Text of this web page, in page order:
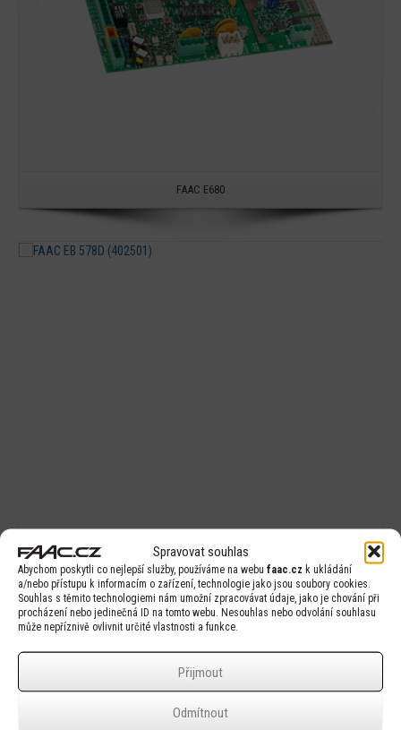
Spravovat souhlas
Abychom poskytli co nejlepší služby, používáme na webu faac.cz k ukládání
a/nebo přístupu k informacím o zařízení, technologie jako jsou soubory cookies.
Souhlas s těmito technologiemi nám umožní zpracovávat údaje, jako je chování při
procházení nebo jedinečná ID na tomto webu. Nesouhlas nebo odvolání souhlasu
může nepříznivě ovlivnit určité vlastnosti a funkce.
Přijmout
Odmítnout
FAAC E680
FAAC EB540 BPR 3PH